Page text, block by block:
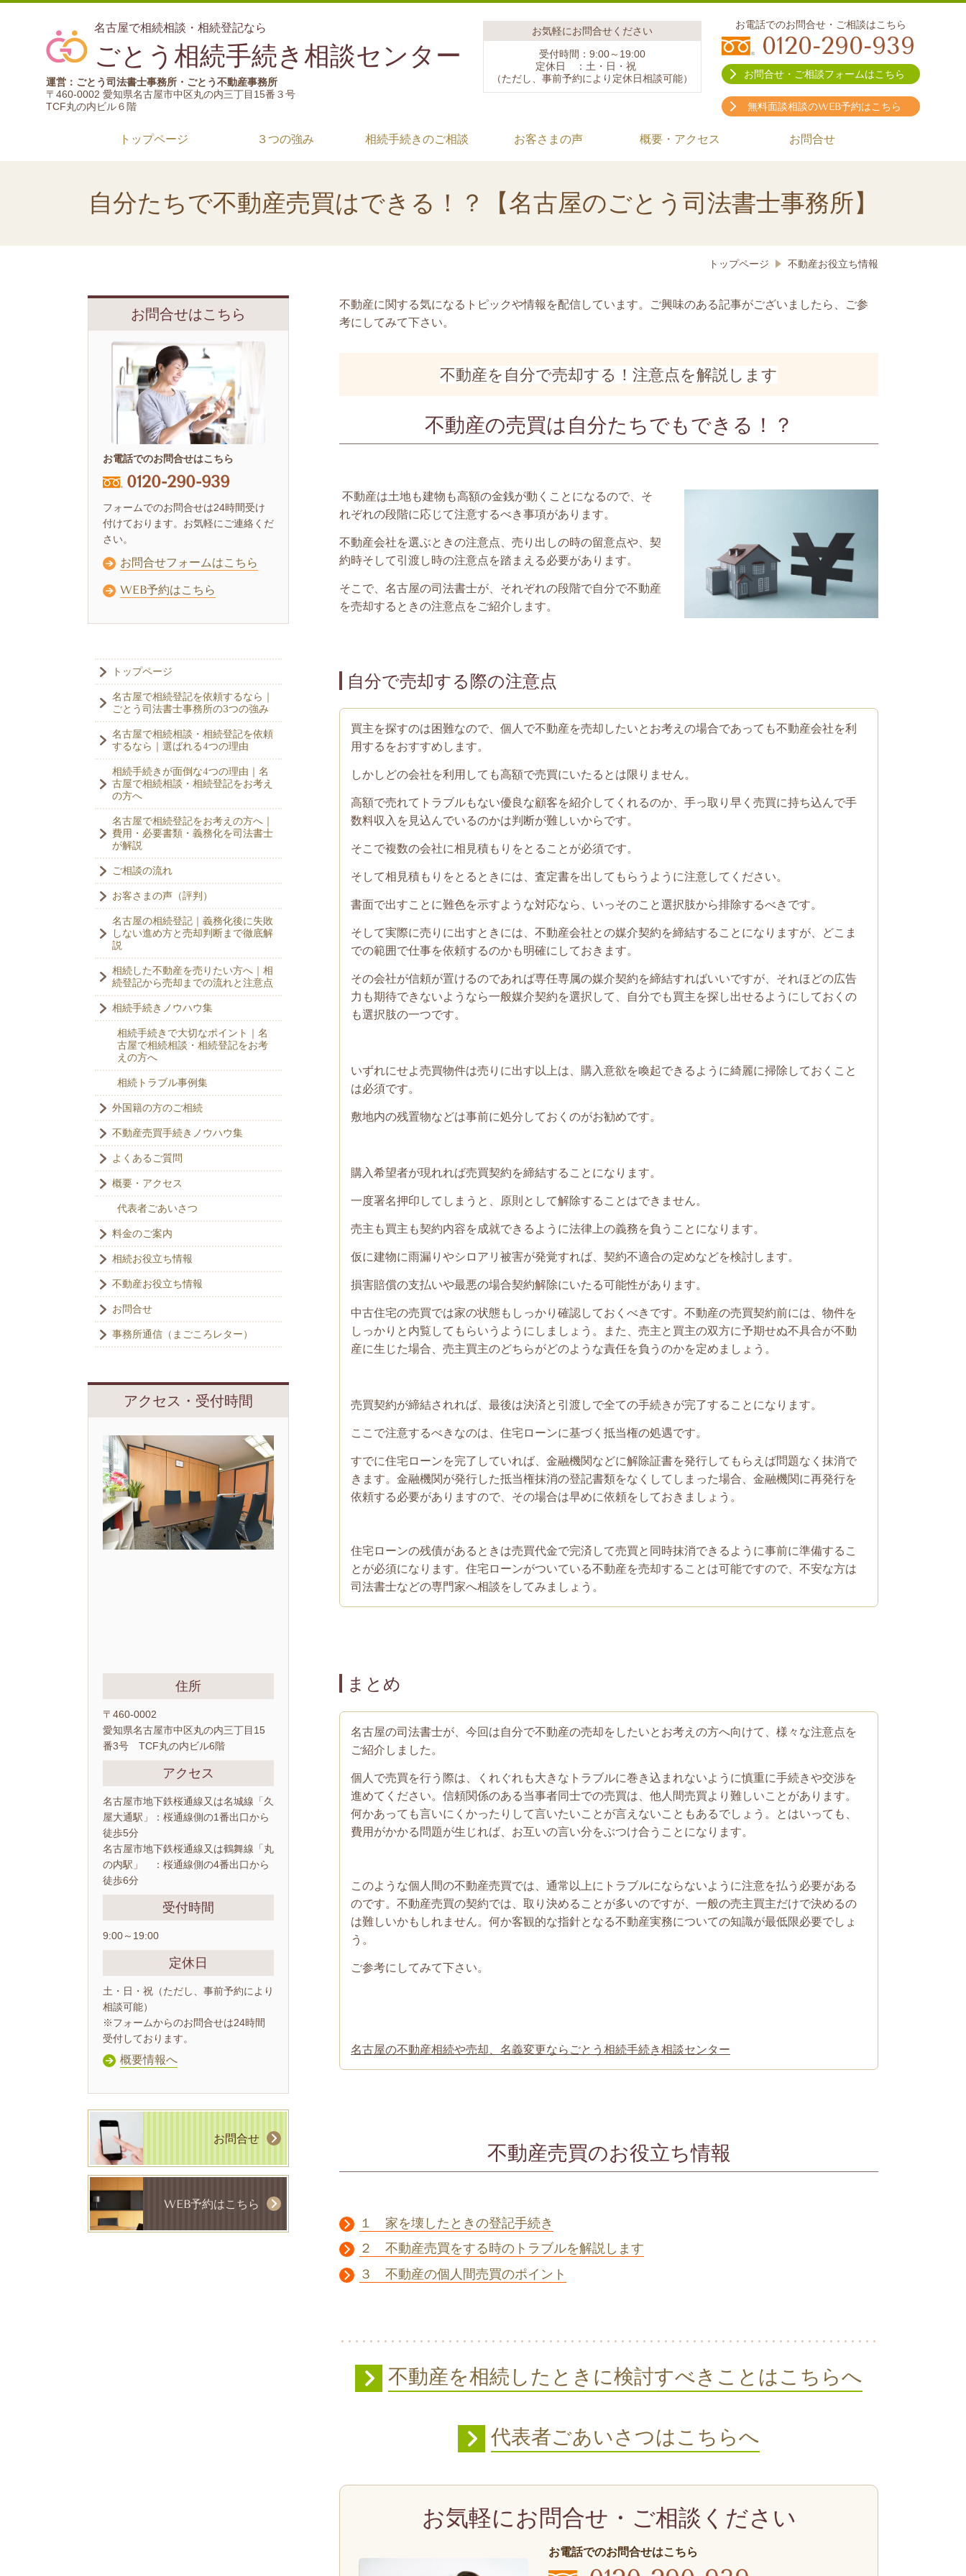
名古屋で相続相談・相続登記なら
ごとう相続手続き相談センター
運営：ごとう司法書士事務所・ごとう不動産事務所
〒460-0002 愛知県名古屋市中区丸の内三丁目15番３号
TCF丸の内ビル６階
お気軽にお問合せください
受付時間：9:00～19:00
定休日 ：土・日・祝
（ただし、事前予約により定休日相談可能）
お電話でのお問合せ・ご相談はこちら
0120-290-939
お問合せ・ご相談フォームはこちら
無料面談相談のWEB予約はこちら
トップページ ３つの強み 相続手続きのご相談 お客さまの声 概要・アクセス お問合せ
自分たちで不動産売買はできる！？【名古屋のごとう司法書士事務所】
トップページ 不動産お役立ち情報
不動産に関する気になるトピックや情報を配信しています。ご興味のある記事がございましたら、ご参
考にしてみて下さい。
不動産を自分で売却する！注意点を解説します
不動産の売買は自分たちでもできる！？
不動産は土地も建物も高額の金銭が動くことになるので、そ
れぞれの段階に応じて注意するべき事項があります。
不動産会社を選ぶときの注意点、売り出しの時の留意点や、契
約時そして引渡し時の注意点を踏まえる必要があります。
そこで、名古屋の司法書士が、それぞれの段階で自分で不動産
を売却するときの注意点をご紹介します。
自分で売却する際の注意点
買主を探すのは困難なので、個人で不動産を売却したいとお考えの場合であっても不動産会社を利
用するをおすすめします。
しかしどの会社を利用しても高額で売買にいたるとは限りません。
高額で売れてトラブルもない優良な顧客を紹介してくれるのか、手っ取り早く売買に持ち込んで手
数料収入を見込んでいるのかは判断が難しいからです。
そこで複数の会社に相見積もりをとることが必須です。
そして相見積もりをとるときには、査定書を出してもらうように注意してください。
書面で出すことに難色を示すような対応なら、いっそのこと選択肢から排除するべきです。
そして実際に売りに出すときには、不動産会社との媒介契約を締結することになりますが、どこま
での範囲で仕事を依頼するのかも明確にしておきます。
その会社が信頼が置けるのであれば専任専属の媒介契約を締結すればいいですが、それほどの広告
力も期待できないようなら一般媒介契約を選択して、自分でも買主を探し出せるようにしておくの
も選択肢の一つです。
いずれにせよ売買物件は売りに出す以上は、購入意欲を喚起できるように綺麗に掃除しておくこと
は必須です。
敷地内の残置物などは事前に処分しておくのがお勧めです。
購入希望者が現れれば売買契約を締結することになります。
一度署名押印してしまうと、原則として解除することはできません。
売主も買主も契約内容を成就できるように法律上の義務を負うことになります。
仮に建物に雨漏りやシロアリ被害が発覚すれば、契約不適合の定めなどを検討します。
損害賠償の支払いや最悪の場合契約解除にいたる可能性があります。
中古住宅の売買では家の状態もしっかり確認しておくべきです。不動産の売買契約前には、物件を
しっかりと内覧してもらいうようにしましょう。また、売主と買主の双方に予期せぬ不具合が不動
産に生じた場合、売主買主のどちらがどのような責任を負うのかを定めましょう。
売買契約が締結されれば、最後は決済と引渡しで全ての手続きが完了することになります。
ここで注意するべきなのは、住宅ローンに基づく抵当権の処遇です。
すでに住宅ローンを完了していれば、金融機関などに解除証書を発行してもらえば問題なく抹消で
きます。金融機関が発行した抵当権抹消の登記書類をなくしてしまった場合、金融機関に再発行を
依頼する必要がありますので、その場合は早めに依頼をしておきましょう。
住宅ローンの残債があるときは売買代金で完済して売買と同時抹消できるように事前に準備するこ
とが必須になります。住宅ローンがついている不動産を売却することは可能ですので、不安な方は
司法書士などの専門家へ相談をしてみましょう。
まとめ
名古屋の司法書士が、今回は自分で不動産の売却をしたいとお考えの方へ向けて、様々な注意点を
ご紹介しました。
個人で売買を行う際は、くれぐれも大きなトラブルに巻き込まれないように慎重に手続きや交渉を
進めてください。信頼関係のある当事者同士での売買は、他人間売買より難しいことがあります。
何かあっても言いにくかったりして言いたいことが言えないこともあるでしょう。とはいっても、
費用がかかる問題が生じれば、お互いの言い分をぶつけ合うことになります。
このような個人間の不動産売買では、通常以上にトラブルにならないように注意を払う必要がある
のです。不動産売買の契約では、取り決めることが多いのですが、一般の売主買主だけで決めるの
は難しいかもしれません。何か客観的な指針となる不動産実務についての知識が最低限必要でしょ
う。
ご参考にしてみて下さい。
名古屋の不動産相続や売却、名義変更ならごとう相続手続き相談センター
不動産売買のお役立ち情報
１ 家を壊したときの登記手続き
２ 不動産売買をする時のトラブルを解説します
３ 不動産の個人間売買のポイント
不動産を相続したときに検討すべきことはこちらへ
代表者ごあいさつはこちらへ
お気軽にお問合せ・ご相談ください
お電話でのお問合せはこちら
お問合せはこちら
お電話でのお問合せはこちら
0120-290-939
フォームでのお問合せは24時間受け
付けております。お気軽にご連絡くだ
さい。
お問合せフォームはこちら
WEB予約はこちら
トップページ
名古屋で相続登記を依頼するなら｜
ごとう司法書士事務所の3つの強み
名古屋で相続相談・相続登記を依頼
するなら｜選ばれる4つの理由
相続手続きが面倒な4つの理由｜名
古屋で相続相談・相続登記をお考え
の方へ
名古屋で相続登記をお考えの方へ｜
費用・必要書類・義務化を司法書士
が解説
ご相談の流れ
お客さまの声（評判）
名古屋の相続登記｜義務化後に失敗
しない進め方と売却判断まで徹底解
説
相続した不動産を売りたい方へ｜相
続登記から売却までの流れと注意点
相続手続きノウハウ集
相続手続きで大切なポイント｜名
古屋で相続相談・相続登記をお考
えの方へ
相続トラブル事例集
外国籍の方のご相続
不動産売買手続きノウハウ集
よくあるご質問
概要・アクセス
代表者ごあいさつ
料金のご案内
相続お役立ち情報
不動産お役立ち情報
お問合せ
事務所通信（まごころレター）
アクセス・受付時間
住所
〒460-0002
愛知県名古屋市中区丸の内三丁目15
番3号 TCF丸の内ビル6階
アクセス
名古屋市地下鉄桜通線又は名城線「久
屋大通駅」：桜通線側の1番出口から
徒歩5分
名古屋市地下鉄桜通線又は鶴舞線「丸
の内駅」 ：桜通線側の4番出口から
徒歩6分
受付時間
9:00～19:00
定休日
土・日・祝（ただし、事前予約により
相談可能）
※フォームからのお問合せは24時間
受付しております。
概要情報へ
お問合せ
WEB予約はこちら